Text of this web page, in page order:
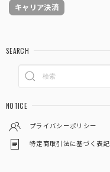
キャリア決済
SEARCH
NOTICE
プライバシーポリシー
特定商取引法に基づく表記